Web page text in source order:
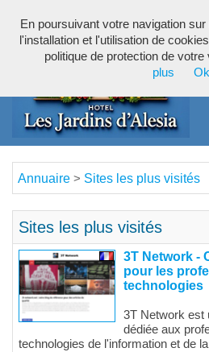
Annuaire > Sites les plus visités
Sites les plus visités
3T Network -
pour les
technologies
3T Network est
dédiée aux
technologies de l'information et de
En poursuivant votre navigation
l'installation et l'utilisation de
politique de protection de votre
plus
Ok